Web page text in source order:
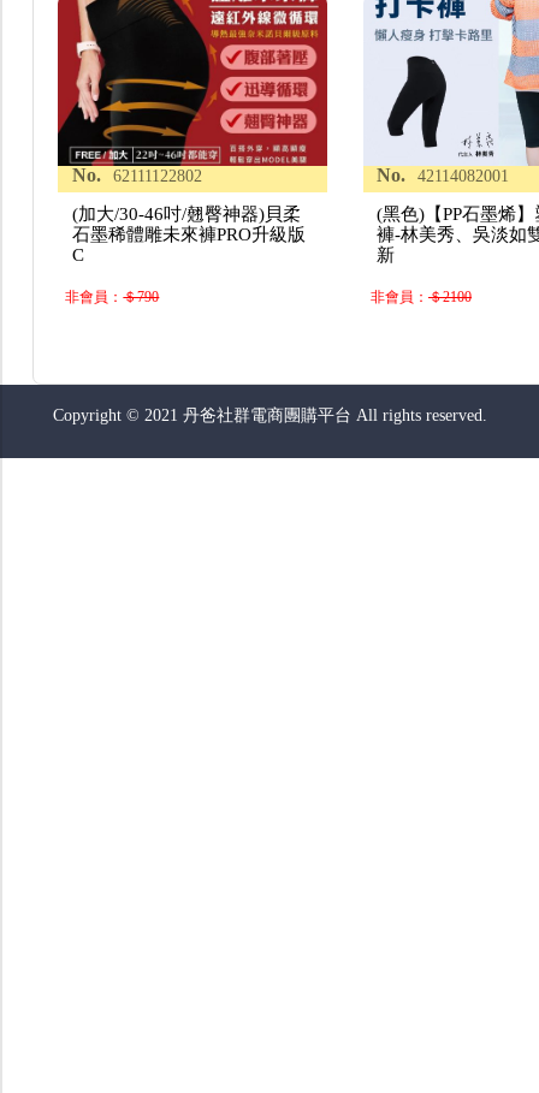
No. 62111122802
(加大/30-46吋/翹臀神器)貝柔
石墨稀體雕未來褲PRO升級版
C
非會員：＄790
No. 42114082001
(黑色)【PP石墨烯
褲-林美秀、吳淡如
新
非會員： ＄2100
Copyright © 2021 丹爸社群電商團購平台 All rights reserved.